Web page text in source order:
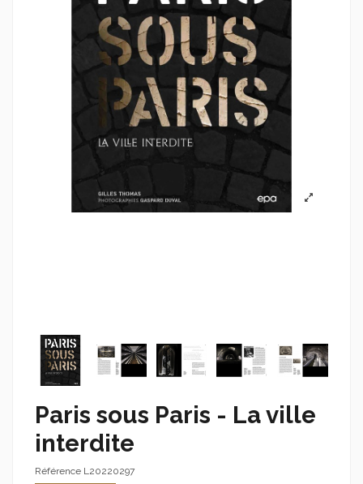
Paris sous Paris - La ville
interdite
Référence L20220297